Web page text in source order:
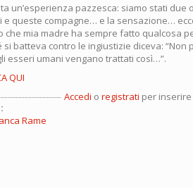
un’esperienza pazzesca: siamo stati
e queste compagne… e la sensazione…
che mia madre ha sempre fatto qualcosa
batteva contro le ingiustizie diceva:
esseri umani vengano trattati così…”.
QUI
Rame
Accedi o registrati per